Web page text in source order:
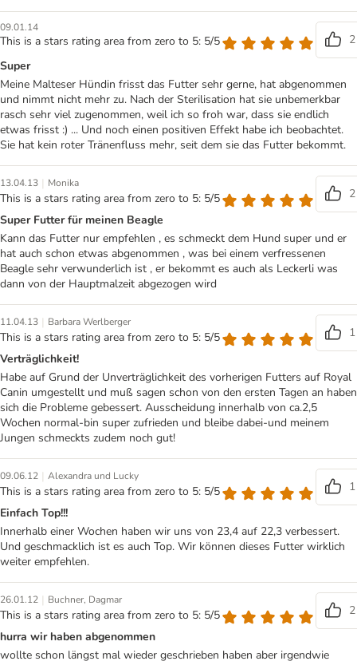
09.01.14
This is a stars rating area from zero to 5: 5/5
2
Super
Meine Malteser Hündin frisst das Futter sehr gerne, hat abgenommen
und nimmt nicht mehr zu. Nach der Sterilisation hat sie unbemerkbar
rasch sehr viel zugenommen, weil ich so froh war, dass sie endlich
etwas frisst :) ... Und noch einen positiven Effekt habe ich beobachtet.
Sie hat kein roter Tränenfluss mehr, seit dem sie das Futter bekommt.
13.04.13 | Monika
This is a stars rating area from zero to 5: 5/5
2
Super Futter für meinen Beagle
Kann das Futter nur empfehlen , es schmeckt dem Hund super und er
hat auch schon etwas abgenommen , was bei einem verfressenen
Beagle sehr verwunderlich ist , er bekommt es auch als Leckerli was
dann von der Hauptmalzeit abgezogen wird
11.04.13 | Barbara Werlberger
This is a stars rating area from zero to 5: 5/5
1
Verträglichkeit!
Habe auf Grund der Unverträglichkeit des vorherigen Futters auf Royal
Canin umgestellt und muß sagen schon von den ersten Tagen an haben
sich die Probleme gebessert. Ausscheidung innerhalb von ca.2,5
Wochen normal-bin super zufrieden und bleibe dabei-und meinem
Jungen schmeckts zudem noch gut!
09.06.12 | Alexandra und Lucky
This is a stars rating area from zero to 5: 5/5
1
Einfach Top!!!
Innerhalb einer Wochen haben wir uns von 23,4 auf 22,3 verbessert.
Und geschmacklich ist es auch Top. Wir können dieses Futter wirklich
weiter empfehlen.
26.01.12 | Buchner, Dagmar
This is a stars rating area from zero to 5: 5/5
2
hurra wir haben abgenommen
wollte schon längst mal wieder geschrieben haben aber irgendwie